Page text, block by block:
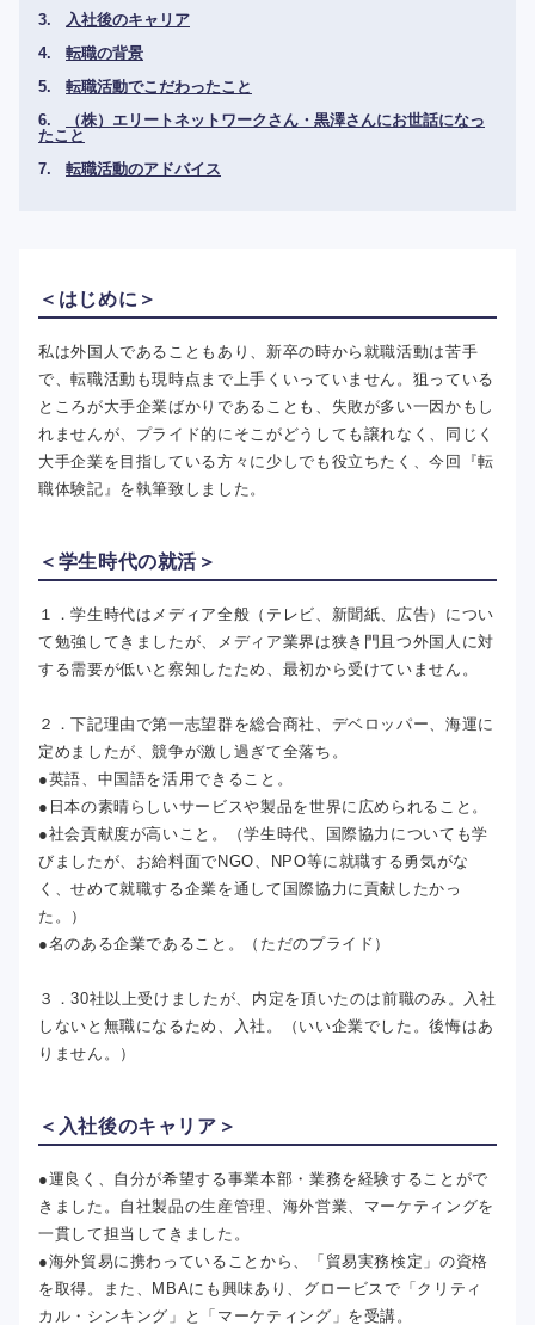
入社後のキャリア
転職の背景
転職活動でこだわったこと
（株）エリートネットワークさん・黒澤さんにお世話になっ
たこと
転職活動のアドバイス
＜はじめに＞
私は外国人であることもあり、新卒の時から就職活動は苦手
で、転職活動も現時点まで上手くいっていません。狙っている
ところが大手企業ばかりであることも、失敗が多い一因かもし
れませんが、プライド的にそこがどうしても譲れなく、同じく
大手企業を目指している方々に少しでも役立ちたく、今回『転
職体験記』を執筆致しました。
＜学生時代の就活＞
１．学生時代はメディア全般（テレビ、新聞紙、広告）につい
て勉強してきましたが、メディア業界は狭き門且つ外国人に対
する需要が低いと察知したため、最初から受けていません。
２．下記理由で第一志望群を総合商社、デベロッパー、海運に
定めましたが、競争が激し過ぎて全落ち。
●英語、中国語を活用できること。
●日本の素晴らしいサービスや製品を世界に広められること。
●社会貢献度が高いこと。（学生時代、国際協力についても学
びましたが、お給料面でNGO、NPO等に就職する勇気がな
く、せめて就職する企業を通して国際協力に貢献したかっ
た。）
●名のある企業であること。（ただのプライド）
３．30社以上受けましたが、内定を頂いたのは前職のみ。入社
しないと無職になるため、入社。（いい企業でした。後悔はあ
りません。）
＜入社後のキャリア＞
●運良く、自分が希望する事業本部・業務を経験することがで
きました。自社製品の生産管理、海外営業、マーケティングを
一貫して担当してきました。
●海外貿易に携わっていることから、「貿易実務検定」の資格
を取得。また、MBAにも興味あり、グロービスで「クリティ
カル・シンキング」と「マーケティング」を受講。